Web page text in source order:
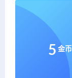
5 金币